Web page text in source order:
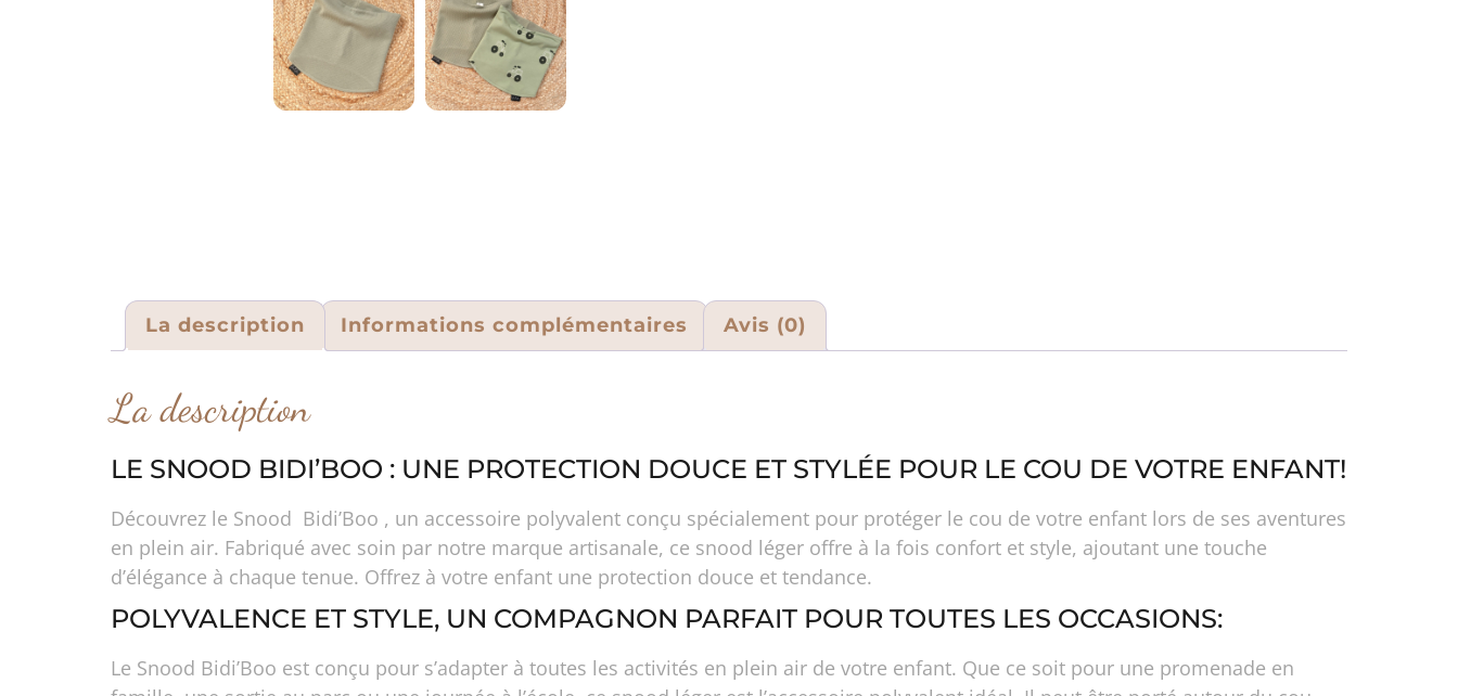
La description Informations complémentaires Avis (0)
La description
LE SNOOD BIDI’BOO : UNE PROTECTION DOUCE ET STYLÉE POUR LE COU DE VOTRE ENFANT!
Découvrez le Snood Bidi’Boo , un accessoire polyvalent conçu spécialement pour protéger le cou de votre enfant lors de ses aventures
en plein air. Fabriqué avec soin par notre marque artisanale, ce snood léger offre à la fois confort et style, ajoutant une touche
d’élégance à chaque tenue. Offrez à votre enfant une protection douce et tendance.
POLYVALENCE ET STYLE, UN COMPAGNON PARFAIT POUR TOUTES LES OCCASIONS:
Le Snood Bidi’Boo est conçu pour s’adapter à toutes les activités en plein air de votre enfant. Que ce soit pour une promenade en